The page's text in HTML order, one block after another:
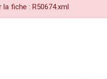
fiche : R50674.xml